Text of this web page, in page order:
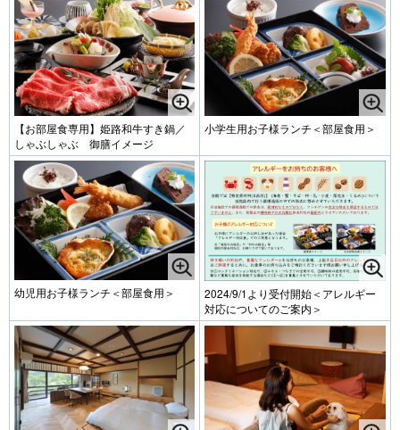
【お部屋食専用】姫路和牛すき鍋／
しゃぶしゃぶ 御膳イメージ
小学生用お子様ランチ＜部屋食用＞
幼児用お子様ランチ＜部屋食用＞
2024/9/1より受付開始＜アレルギー
対応についてのご案内＞